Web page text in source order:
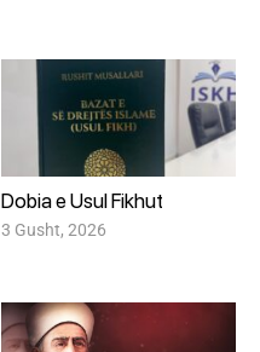
Dobia e Usul Fikhut
3 Gusht, 2026